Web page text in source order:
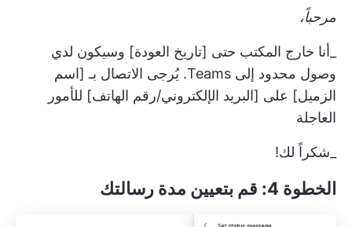
مرحباً،
_أنا خارج المكتب حتى [تاريخ العودة] وسيكون لدي
وصول محدود إلى Teams. يُرجى الاتصال بـ [اسم
الزميل] على [البريد الإلكتروني/رقم الهاتف] للأمور
العاجلة
_شكراً لك!
الخطوة 4: قم بتعيين مدة رسالتك